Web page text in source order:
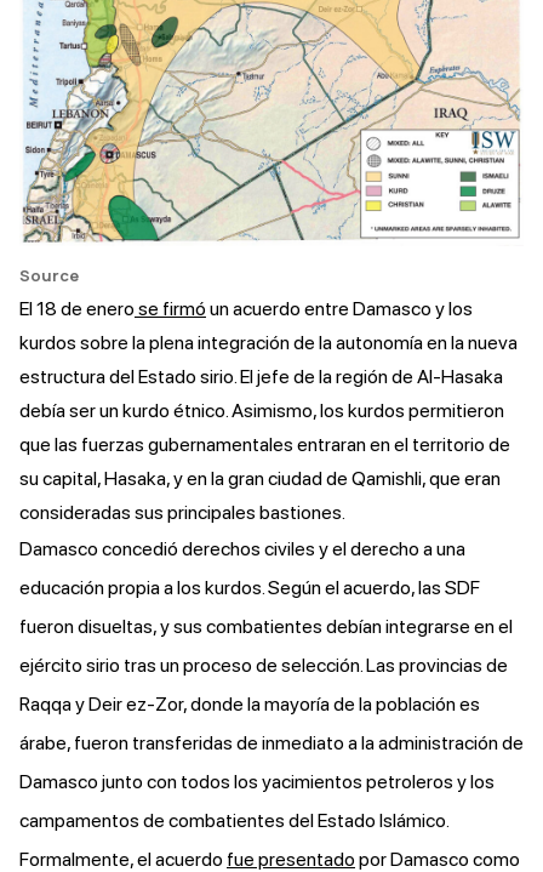
Source
El 18 de enero se firmó un acuerdo entre Damasco y los
kurdos sobre la plena integración de la autonomía en la nueva
estructura del Estado sirio. El jefe de la región de Al-Hasaka
debía ser un kurdo étnico. Asimismo, los kurdos permitieron
que las fuerzas gubernamentales entraran en el territorio de
su capital, Hasaka, y en la gran ciudad de Qamishli, que eran
consideradas sus principales bastiones.
Damasco concedió derechos civiles y el derecho a una
educación propia a los kurdos. Según el acuerdo, las SDF
fueron disueltas, y sus combatientes debían integrarse en el
ejército sirio tras un proceso de selección. Las provincias de
Raqqa y Deir ez-Zor, donde la mayoría de la población es
árabe, fueron transferidas de inmediato a la administración de
Damasco junto con todos los yacimientos petroleros y los
campamentos de combatientes del Estado Islámico.
Formalmente, el acuerdo fue presentado por Damasco como